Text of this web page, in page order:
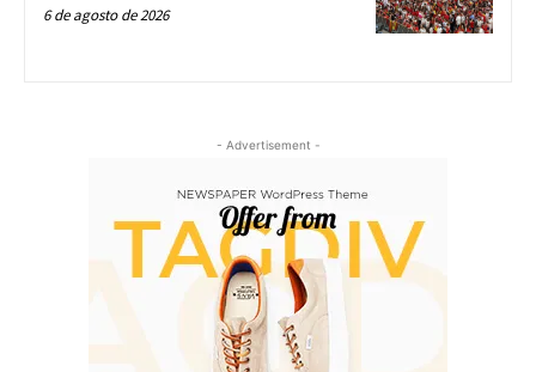
6 de agosto de 2026
- Advertisement -